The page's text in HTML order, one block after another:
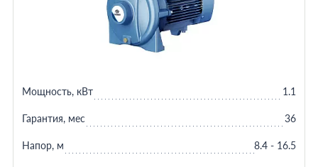
Мощность, кВт 1.1
Гарантия, мес 36
Напор, м 8.4 - 16.5